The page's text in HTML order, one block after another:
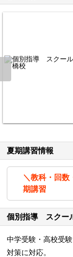
夏期講習情報
＼教科・回数
期講習
個別指導 スクー
中学受験・高校受
対策に対応。